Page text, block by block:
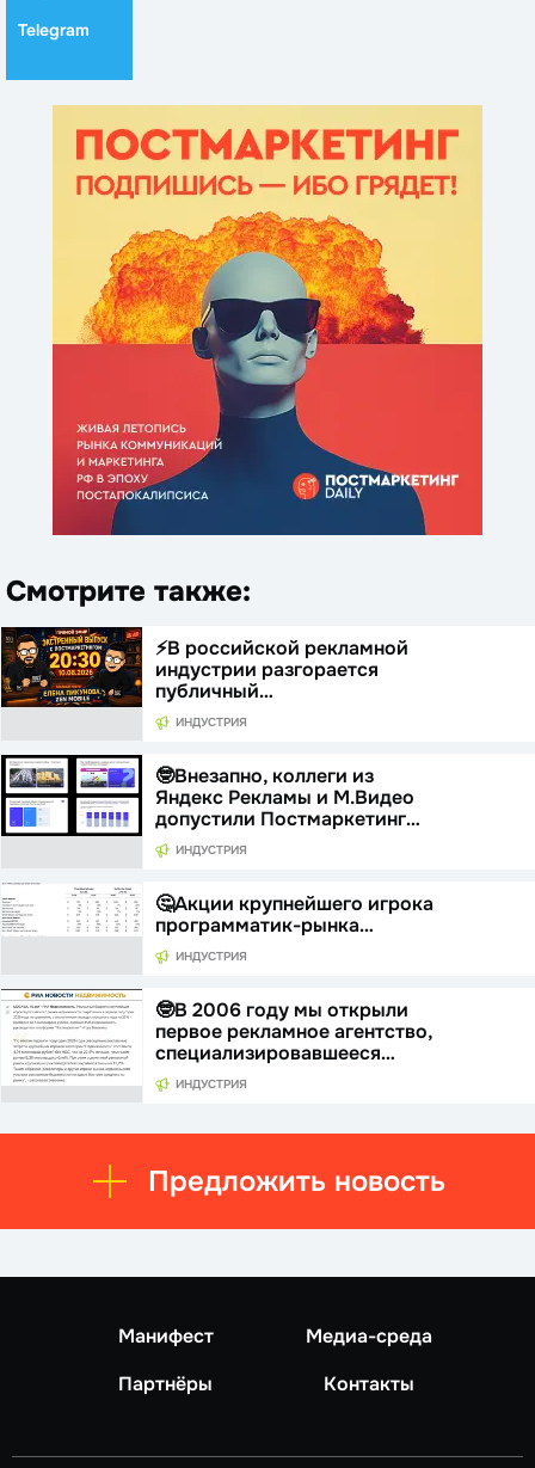
Telegram
Смотрите также:
⚡️В российской рекламной
индустрии разгорается
публичный…
ИНДУСТРИЯ
🤓Внезапно, коллеги из
Яндекс Рекламы и М.Видео
допустили Постмаркетинг…
ИНДУСТРИЯ
🤔Акции крупнейшего игрока
программатик-рынка…
ИНДУСТРИЯ
🤓В 2006 году мы открыли
первое рекламное агентство,
специализировавшееся…
ИНДУСТРИЯ
Предложить новость
Манифест
Медиа-среда
Партнёры
Контакты